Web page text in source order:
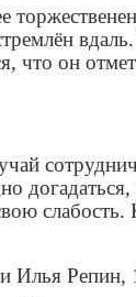
он
Илья Репин,